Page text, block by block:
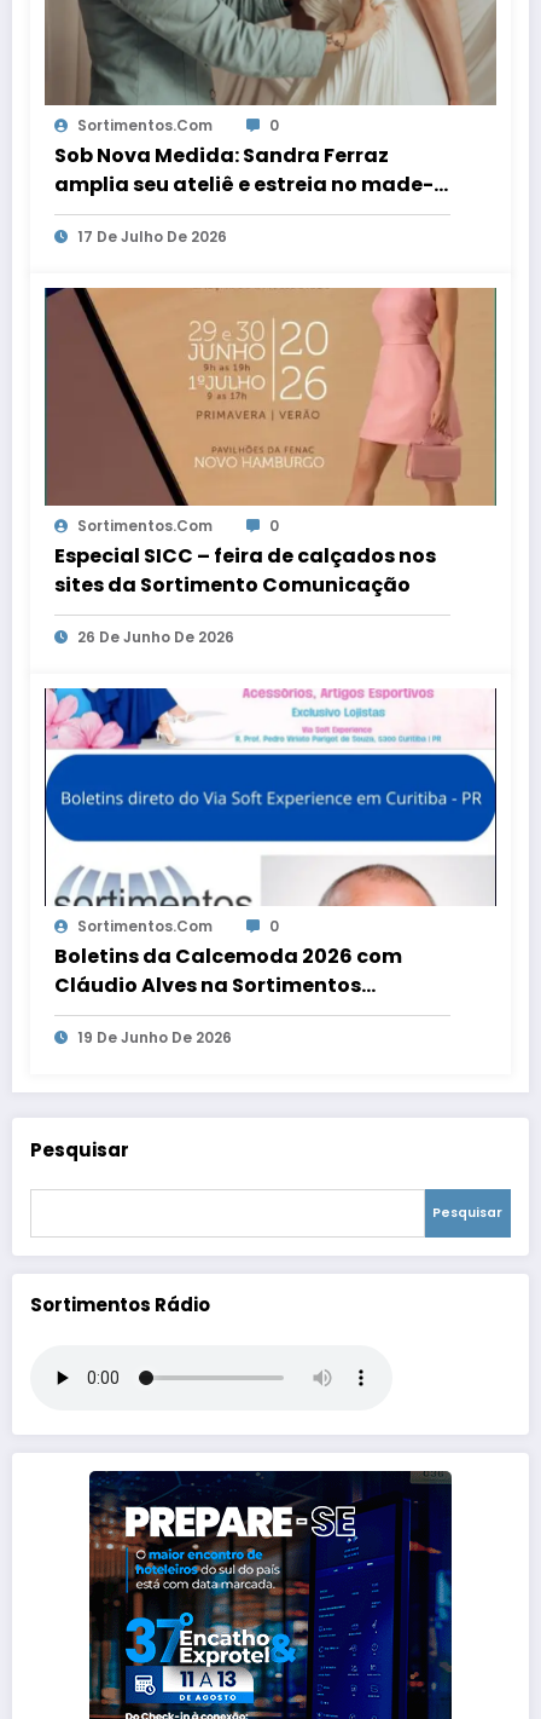
Sortimentos.com 0
Sob Nova Medida: Sandra Ferraz
amplia seu ateliê e estreia no made-
to-order
17 De Julho De 2026
Sortimentos.com 0
Especial SICC – feira de calçados nos
sites da Sortimento Comunicação
26 De Junho De 2026
Sortimentos.com 0
Boletins da Calcemoda 2026 com
Cláudio Alves na Sortimentos
WebRadio
19 De Junho De 2026
Pesquisar
Pesquisar
Sortimentos Rádio